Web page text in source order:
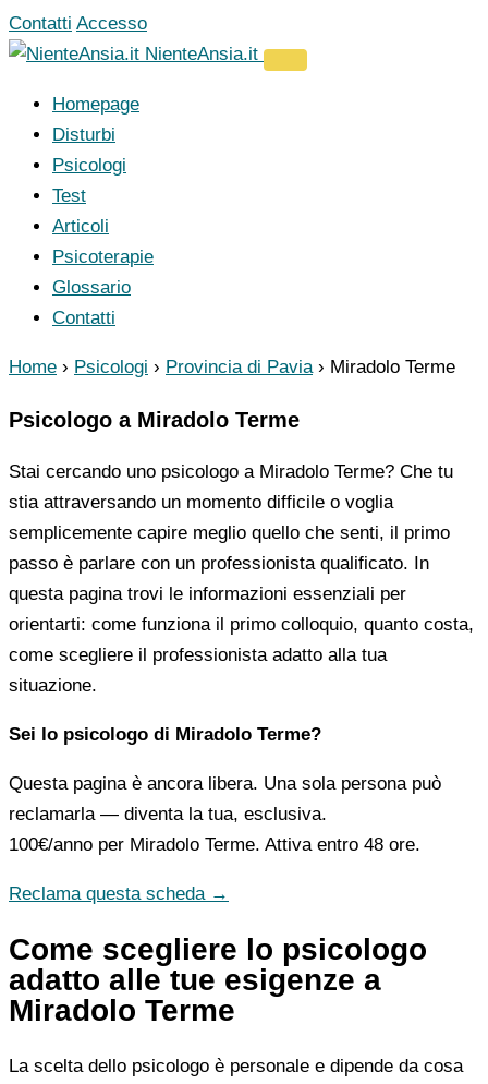
Vai
al
Contatti Accesso
NienteAnsia.it
Homepage
Disturbi
Psicologi
Test
Articoli
Psicoterapie
Glossario
Contatti
Home › Psicologi › Provincia di Pavia › Miradolo Terme
Psicologo a Miradolo Terme
Stai cercando uno psicologo a Miradolo Terme? Che tu
stia attraversando un momento difficile o voglia
semplicemente capire meglio quello che senti, il primo
passo è parlare con un professionista qualificato. In
questa pagina trovi le informazioni essenziali per
orientarti: come funziona il primo colloquio, quanto costa,
come scegliere il professionista adatto alla tua
situazione.
Sei lo psicologo di Miradolo Terme?
Questa pagina è ancora libera. Una sola persona può
reclamarla — diventa la tua, esclusiva.
100€/anno per Miradolo Terme. Attiva entro 48 ore.
Reclama questa scheda →
Come scegliere lo psicologo
adatto alle tue esigenze a
Miradolo Terme
La scelta dello psicologo è personale e dipende da cosa